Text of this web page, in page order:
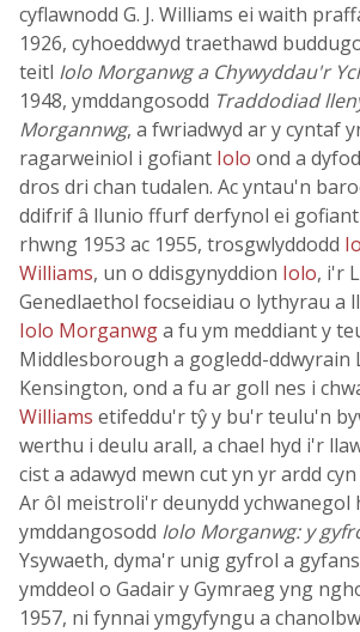
cyflawnodd G. J. Williams ei waith
1926, cyhoeddwyd traethawd
teitl Iolo Morganwg a Chywyddau'r
1948, ymddangosodd Traddodiad
Morgannwg, a fwriadwyd ar y cyntaf
ragarweiniol i gofiant Iolo ond a
dros dri chan tudalen. Ac yntau'n
ddifrif â llunio ffurf derfynol ei
rhwng 1953 ac 1955, trosgwlyddodd
Williams, un o ddisgynyddion Iolo, i'r
Genedlaethol focseidiau o lythyrau a
Iolo Morganwga fu ym meddiant y
Middlesborough a gogledd-ddwyrain
Kensington, ond a fu ar goll nes i
Williams etifeddu'r tŷ y bu'r teulu'n
werthu i deulu arall, a chael hyd i'r
cist a adawyd mewn cut yn yr ardd
Ar ôl meistroli'r deunydd ychwanegol
ymddangosodd Iolo Morganwg: y
Ysywaeth, dyma'r unig gyfrol a
ymddeol o Gadair y Gymraeg yng
1957, ni fynnai ymgyfyngu a